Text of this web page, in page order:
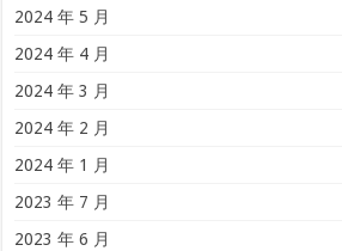
2024 年 5 月
2024 年 4 月
2024 年 3 月
2024 年 2 月
2024 年 1 月
2023 年 7 月
2023 年 6 月